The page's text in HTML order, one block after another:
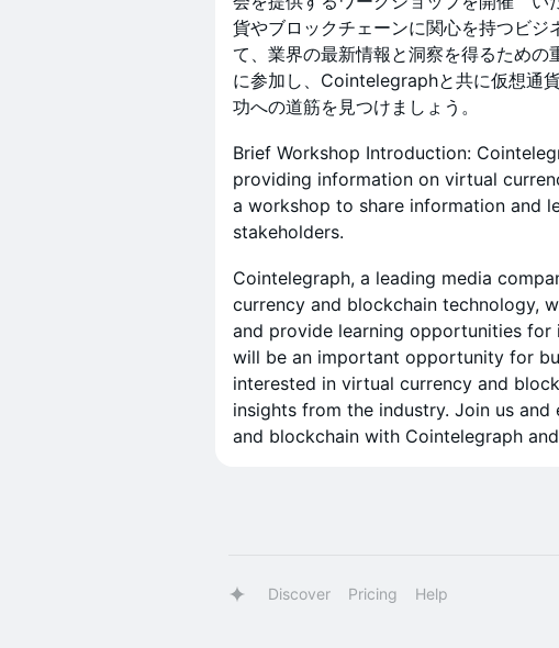
貨やブロックチェーンに関心を持つビ
て、業界の最新情報と洞察を得るため
に参加し、Cointelegraphと共に仮想通
功への道筋を見つけましょう。
Brief Workshop Introduction:
providing information on virtual
a workshop to share information and
stakeholders.
Cointelegraph, a leading media
currency and blockchain technology,
and provide learning opportunities for
will be an important opportunity for
interested in virtual currency and
insights from the industry. Join us
and blockchain with Cointelegraph
Discover Pricing Help